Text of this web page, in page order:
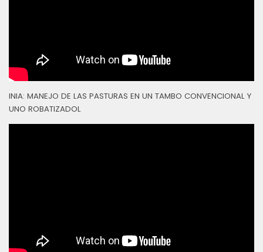
INIA: MANEJO DE LAS PASTURAS EN UN TAMBO CONVENCIONAL Y
UNO ROBATIZADOL